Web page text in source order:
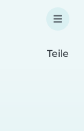
Teile